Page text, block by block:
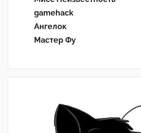
gamehack
Ангелок
Мастер Фу